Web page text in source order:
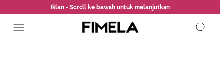
Iklan - Scroll ke bawah untuk melanjutkan